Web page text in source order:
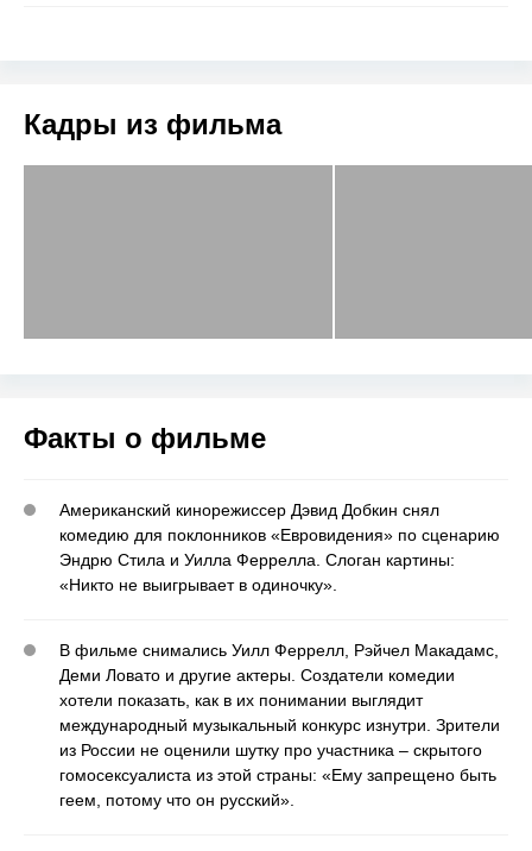
Кадры из фильма
Факты о фильме
Американский кинорежиссер Дэвид Добкин снял
комедию для поклонников «Евровидения» по сценарию
Эндрю Стила и Уилла Феррелла. Слоган картины:
«Никто не выигрывает в одиночку».
В фильме снимались Уилл Феррелл, Рэйчел Макадамс,
Деми Ловато и другие актеры. Создатели комедии
хотели показать, как в их понимании выглядит
международный музыкальный конкурс изнутри. Зрители
из России не оценили шутку про участника ‒ скрытого
гомосексуалиста из этой страны: «Ему запрещено быть
геем, потому что он русский».